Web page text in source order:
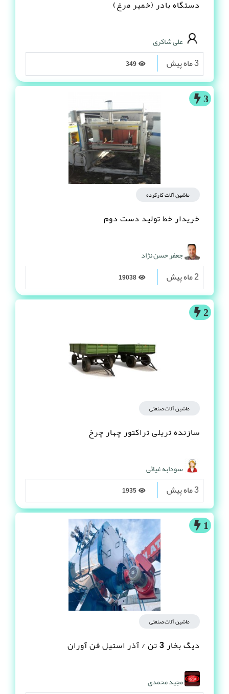
دستگاه بادر (خمیر مرغ)
علی شاکری
3 ماه پیش
3
ماشین آلات کارکرده
خریدار خط تولید دست دوم
جعفر حسن نژاد
2 ماه پیش
2
ماشین آلات صنعتی
سازنده تریلی تراکتور چهار چرخ
سودابه غیاثی
3 ماه پیش
1
ماشین آلات صنعتی
دیگ بخار 3 تن / آذر استیل فن آوران
مجید محمدی